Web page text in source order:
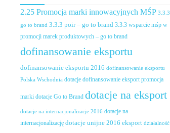
2.25 Promocja marki innowacyjnych MŚP 3.3.3
go to brand 3.3.3 poir – go to brand 3.3.3 wsparcie mśp w
promocji marek produktowych – go to brand
dofinansowanie eksportu
dofinansowanie eksportu 2016 dofinansowanie eksportu
Polska Wschodnia dotacje dofinansowanie eksport promocja
marki dotacje Go to Brand dotacje na eksport
dotacje na internacjonalizacje 2016 dotacje na
internacjonalizację dotacje unijne 2016 eksport działalność